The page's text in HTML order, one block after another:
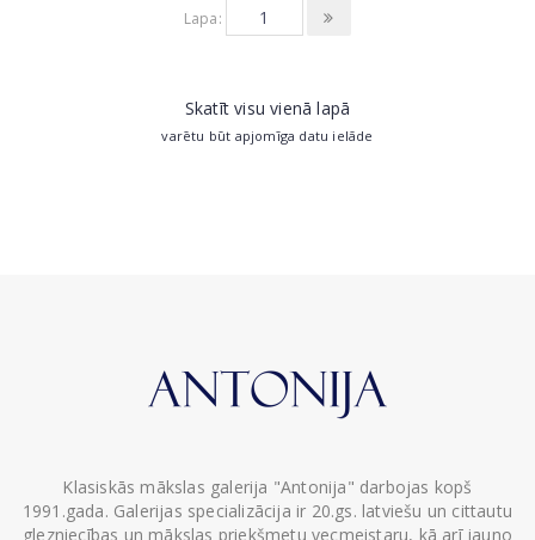
Lapa:
Skatīt visu vienā lapā
varētu būt apjomīga datu ielāde
Klasiskās mākslas galerija "Antonija" darbojas kopš
1991.gada. Galerijas specializācija ir 20.gs. latviešu un cittautu
glezniecības un mākslas priekšmetu vecmeistaru, kā arī jauno